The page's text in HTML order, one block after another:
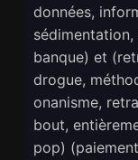
données,
banque) et
drogue,
onanisme,
bout,
pop)